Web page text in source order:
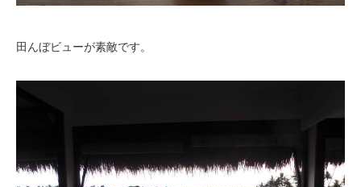
田んぼビューが素敵です。